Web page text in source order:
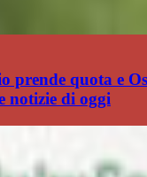
prende quota e
notizie di oggi